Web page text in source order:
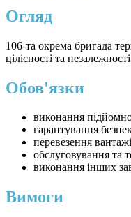
Огляд
106-та окрема бригада
цілісності та
Обов'язки
виконання
гарантування
перевезення
обслуговування та
виконання інших
Вимоги